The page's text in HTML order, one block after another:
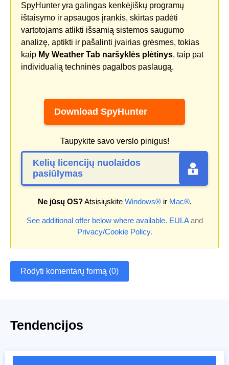
SpyHunter yra galingas kenkėjiškų programų
ištaisymo ir apsaugos įrankis, skirtas padėti
vartotojams atlikti išsamią sistemos saugumo
analizę, aptikti ir pašalinti įvairias grėsmes, tokias
kaip My Weather Tab naršyklės plėtinys, taip pat
individualią techninės pagalbos paslaugą.
Download SpyHunter
Taupykite savo verslo pinigus!
Kelių licencijų nuolaidos
pasiūlymas
Ne jūsų OS?Atsisiųskite Windows®ir Mac®.
See additional offer below where available. EULAand
Privacy/Cookie Policy.
Rodyti komentarų formą (0)
Tendencijos